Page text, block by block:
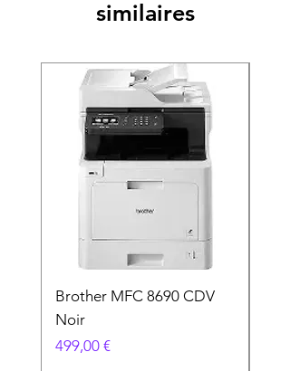
similaires
Brother MFC 8690 CDV
Noir
Prix
499,00 €